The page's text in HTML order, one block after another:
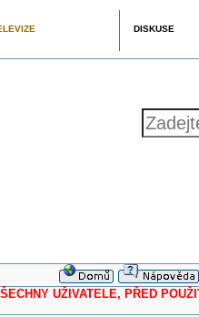
DISKUSE
UŽIVATELE, PŘED